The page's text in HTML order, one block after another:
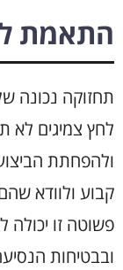
התאמת
תחזוקה נכונה
לחץ צמיגים לא
ולהפחתת
קבוע ולוודא
פשוטה זו יכולה
ובבטיחות